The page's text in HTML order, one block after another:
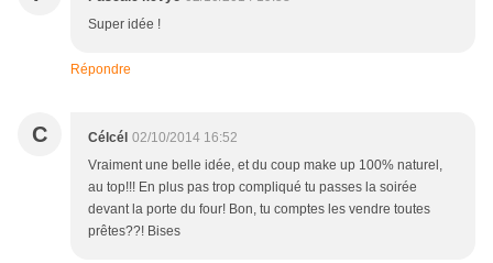
Super idée !
Répondre
C Célcél 02/10/2014 16:52
Vraiment une belle idée, et du coup make up 100% naturel,
au top!!! En plus pas trop compliqué tu passes la soirée
devant la porte du four! Bon, tu comptes les vendre toutes
prêtes??! Bises